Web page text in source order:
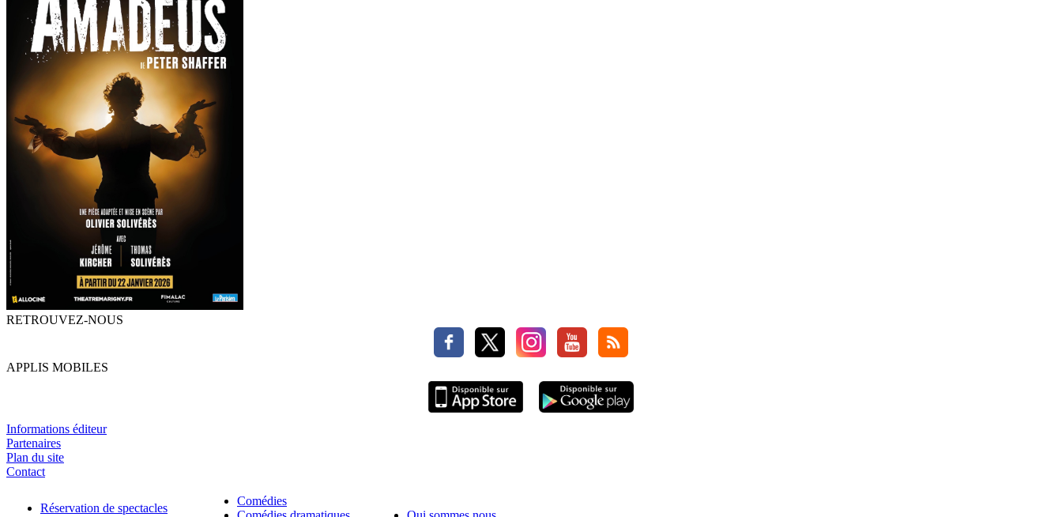
RETROUVEZ-NOUS
APPLIS MOBILES
Informations éditeur
Partenaires
Plan du site
Contact
Réservation de spectacles
Comédies